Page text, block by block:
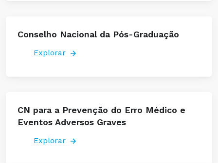
Conselho Nacional da Pós-Graduação
Explorar
CN para a Prevenção do Erro Médico e
Eventos Adversos Graves
Explorar